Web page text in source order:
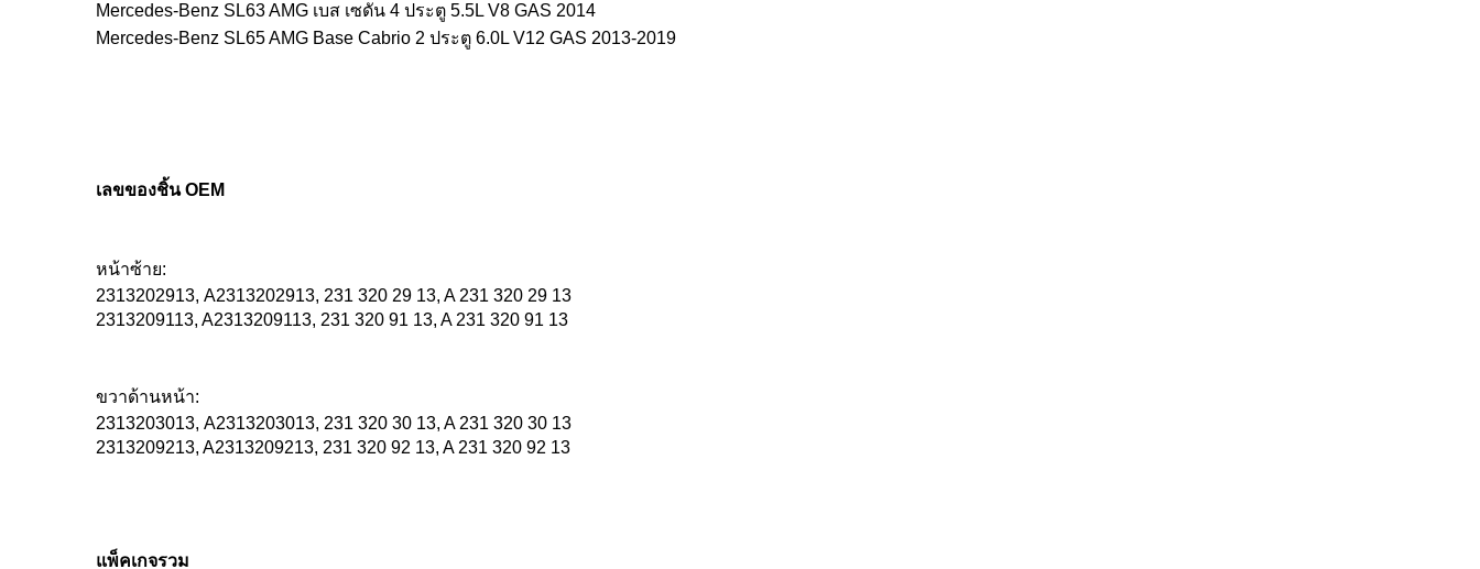
Mercedes-Benz SL63 AMG เบส เซดัน 4 ประตู 5.5L V8 GAS 2014
Mercedes-Benz SL65 AMG Base Cabrio 2 ประตู 6.0L V12 GAS 2013-2019
เลขของชิ้น OEM
หน้าซ้าย:
2313202913, A2313202913, 231 320 29 13, A 231 320 29 13
2313209113, A2313209113, 231 320 91 13, A 231 320 91 13
ขวาด้านหน้า:
2313203013, A2313203013, 231 320 30 13, A 231 320 30 13
2313209213, A2313209213, 231 320 92 13, A 231 320 92 13
แพ็คเกจรวม